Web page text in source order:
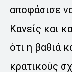
αποφάσισε
Κανείς και
ότι η βαθιά
κρατικούς